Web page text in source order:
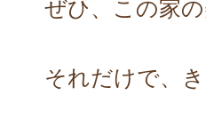
ぜひ、この家
それだけで、